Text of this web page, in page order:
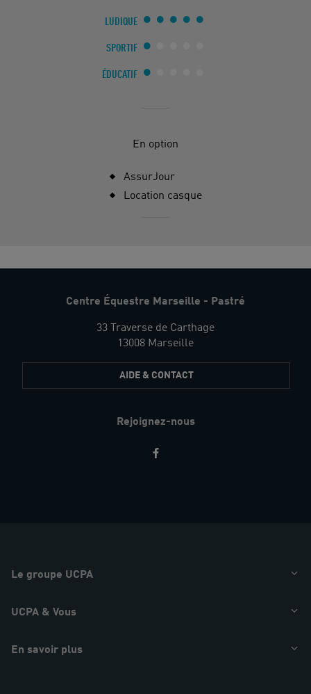
LUDIQUE
SPORTIF
ÉDUCATIF
En option
AssurJour
Location casque
Centre Équestre Marseille - Pastré
33 Traverse de Carthage
13008 Marseille
AIDE & CONTACT
Rejoignez-nous
Le groupe UCPA
UCPA & Vous
En savoir plus